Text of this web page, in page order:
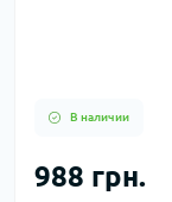
В наличии
988 грн.